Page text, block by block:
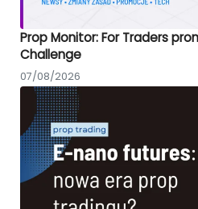
Prop Monitor: For Traders
Challenge
07/08/2026